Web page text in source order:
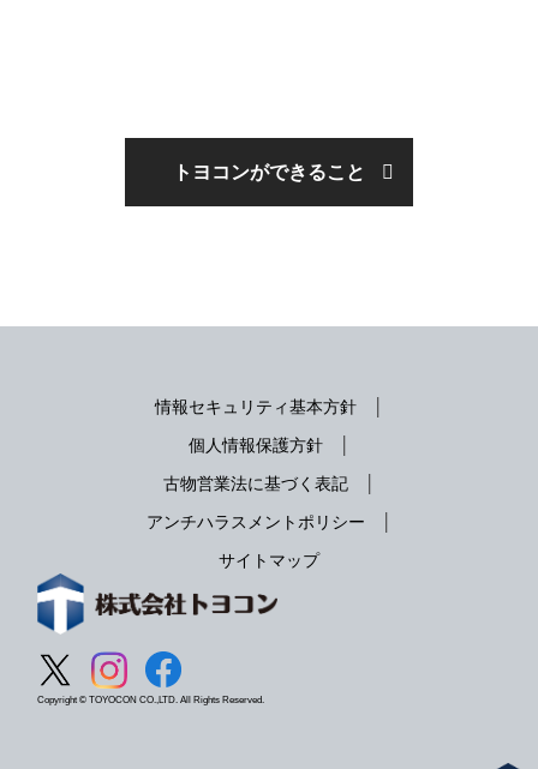
トヨコンができること
Copyright © TOYOCON CO.,LTD. All Rights Reserved.
情報セキュリティ基本方針
個人情報保護方針
古物営業法に基づく表記
アンチハラスメントポリシー
サイトマップ